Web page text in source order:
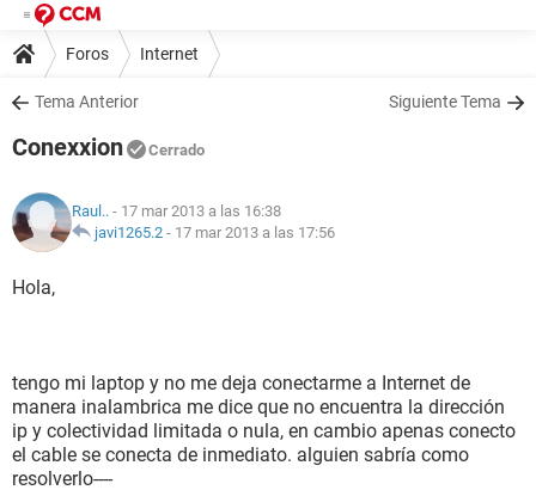
Foros Internet
Tema Anterior Siguiente Tema
Conexxion Cerrado
Raul.. - 17 mar 2013 a las 16:38
javi1265.2 - 17 mar 2013 a las 17:56
Hola,
tengo mi laptop y no me deja conectarme a Internet de
manera inalambrica me dice que no encuentra la dirección
ip y colectividad limitada o nula, en cambio apenas conecto
el cable se conecta de inmediato. alguien sabría como
resolverlo----